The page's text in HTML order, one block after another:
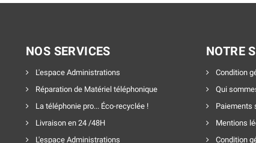
NOS SERVICES
L'espace Administrations
Réparation de Matériel téléphonique
La téléphonie pro... Éco-recyclée !
Livraison en 24 /48H
L'espace Administrations
NOTRE
Condition
Qui
Paiements
Mentions
Condition